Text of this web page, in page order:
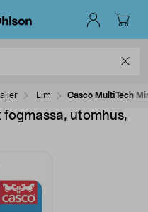
Lim Casco MultiTech
fogmassa, utomhus,